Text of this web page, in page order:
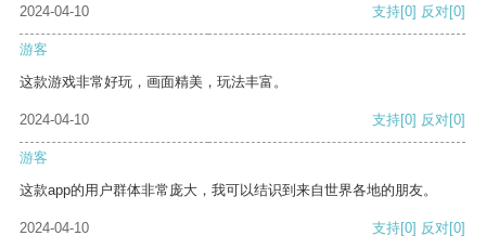
2024-04-10 支持[0] 反对[0]
游客
这款游戏非常好玩，画面精美，玩法丰富。
2024-04-10 支持[0] 反对[0]
游客
这款app的用户群体非常庞大，我可以结识到来自世界各地的朋友。
2024-04-10 支持[0] 反对[0]